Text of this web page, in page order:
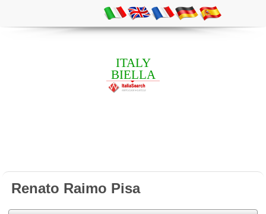
ITALY
BIELLA
Renato Raimo Pisa